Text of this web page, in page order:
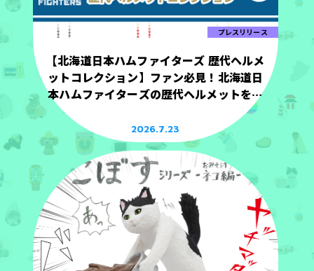
プレスリリース
【北海道日本ハムファイターズ 歴代ヘルメ
ットコレクション】ファン必見！北海道日
本ハムファイターズの歴代ヘルメットを手
2026.7.23